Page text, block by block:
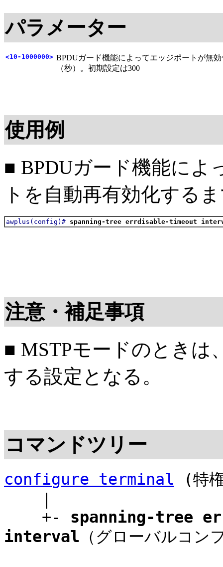
パラメーター
<10-1000000> BPDUガード機能によってエッジポートが無
（秒）。初期設定は300
使用例
■ BPDUガード機能によ
トを自動再有効化する
awplus(config)# spanning-tree errdisable-timeout
注意・補足事項
■ MSTPモードのときは
する設定となる。
コマンドツリー
configure terminal (特
+- spanning-tree
interval （グローバルコン